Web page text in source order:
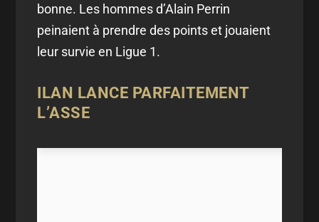
bonne. Les hommes d’Alain Perrin
peinaient à prendre des points et jouaient
leur survie en Ligue 1.
ILAN LANCE PARFAITEMENT
L’ASSE